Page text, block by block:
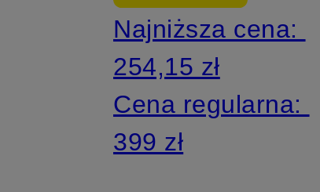
Najniższa cena:
254,15 zł
Cena regularna:
399 zł